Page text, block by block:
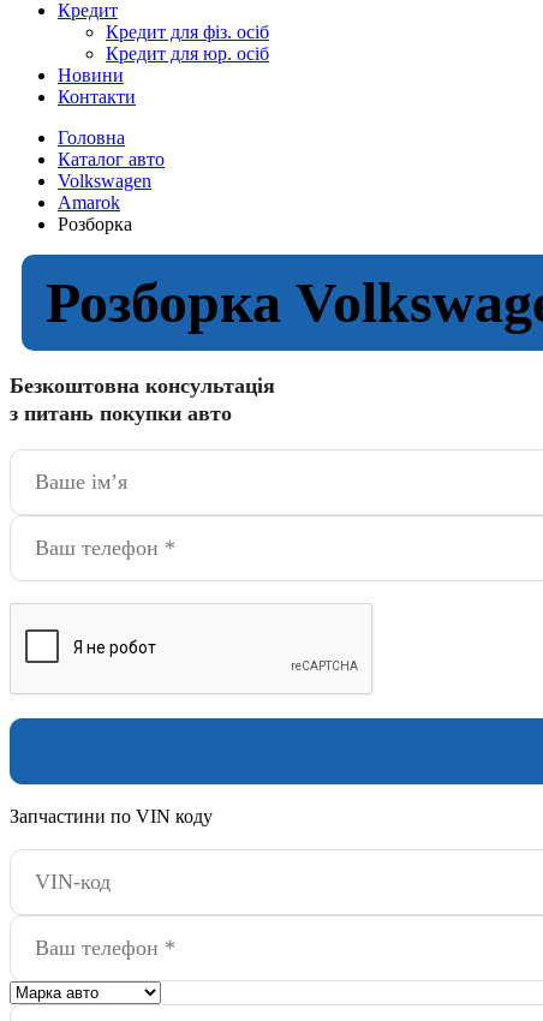
Кредит
Кредит для фіз. осіб
Кредит для юр. осіб
Новини
Контакти
Головна
Каталог авто
Volkswagen
Amarok
Розборка
Розборка
Безкоштовна консультація
з питань покупки авто
Запчастини по VIN коду